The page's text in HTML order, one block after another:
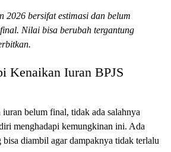
2026 bersifat estimasi dan belum
Nilai bisa berubah tergantung
Kenaikan Iuran BPJS
belum final, tidak ada salahnya
menghadapi kemungkinan ini. Ada
bisa diambil agar dampaknya tidak terlalu